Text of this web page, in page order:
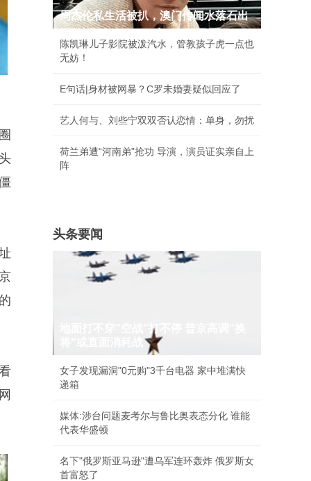
周杰伦私生活被扒，澳门传闻水落石出
陈凯琳儿子影院被泼汽水，管教孩子虎一点也
无妨！
E句话|身材被网暴？C罗未婚妻疑似回应了
艺人何与、刘些宁双双否认恋情：单身，勿扰
荷兰弟遭“河南弟”抢功 导演，演员证实亲自上
阵
头条要闻
地面打不穿"空战"打不停 普京高调"换
女子发现漏洞"0元购"3千台电器 家中堆满快
递箱
媒体:涉台问题麦考尔与鲁比奥表态分化 谁能
代表华盛顿
名下"俄罗斯亚马逊"遭乌军连环轰炸 俄罗斯女
首富怒了